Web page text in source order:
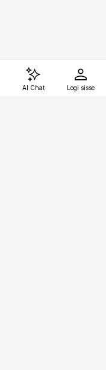
AI Chat Logi sisse